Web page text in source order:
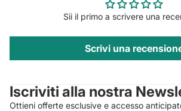
Sii il primo a scrivere una
Scrivi una
Iscriviti alla nostra
Ottieni offerte esclusive e accesso
Privacy policy
Refund policy
Terms of service